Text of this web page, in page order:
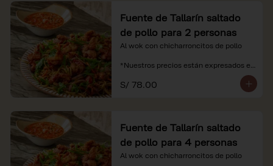
Fuente de Tallarín saltado
de pollo para 2 personas
Al wok con chicharroncitos de pollo
*Nuestros precios están expresados en
recargo al consumo.
S/ 78.00
Fuente de Tallarín saltado
de pollo para 4 personas
Al wok con chicharroncitos de pollo